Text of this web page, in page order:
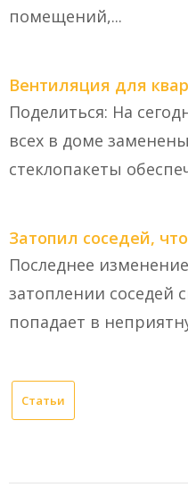
помещений,...
Вентиляция для
Поделиться: На
всех в доме
стеклопакеты
Затопил соседей,
Последнее
затоплении соседей
попадает в
Статьи